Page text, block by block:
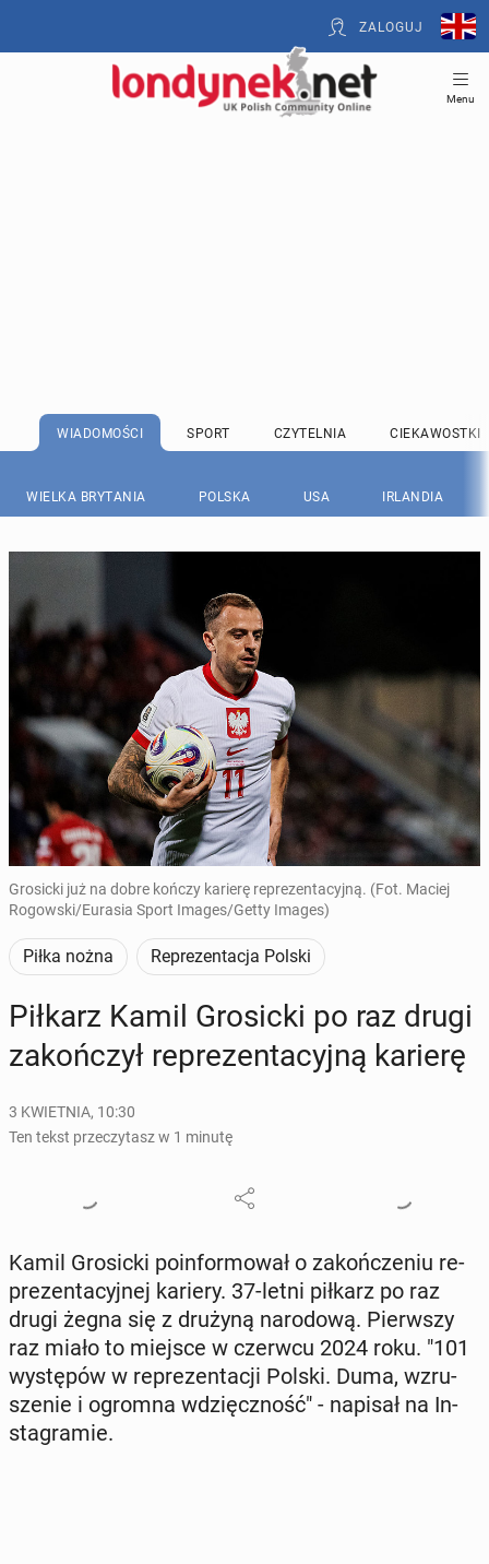
ZALOGUJ
Menu
WIADOMOŚCI SPORT CZYTELNIA CIEKAWOSTKI
WIELKA BRYTANIA POLSKA USA IRLANDIA
Grosicki już na dobre kończy karierę reprezentacyjną. (Fot. Maciej
Rogowski/Eurasia Sport Images/Getty Images)
Piłka nożna Reprezentacja Polski
Piłkarz Kamil Gro­sic­ki po raz drugi
za­koń­czył re­pre­zen­ta­cyj­ną karierę
3 KWIETNIA, 10:30
Ten tekst przeczytasz w 1 minutę
Kamil Gro­sic­ki po­in­for­mo­wał o za­koń­cze­niu re­
pre­zen­ta­cyj­nej kariery. 37-letni piłkarz po raz
drugi żegna się z drużyną na­ro­do­wą. Pierw­szy
raz miało to miejsce w czerwcu 2024 roku. "101
wy­stę­pów w re­pre­zen­ta­cji Polski. Duma, wzru­
sze­nie i ogromna wdzięcz­ność" - napisał na In­
sta­gra­mie.